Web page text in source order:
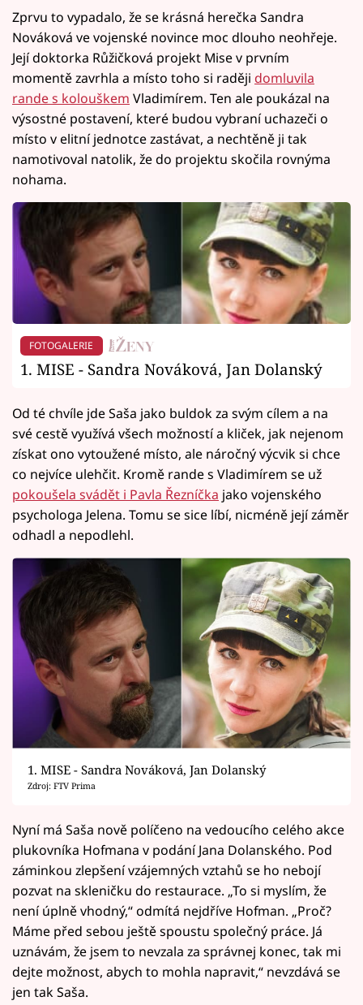
Zprvu to vypadalo, že se krásná herečka Sandra
Nováková ve vojenské novince moc dlouho neohřeje.
Její doktorka Růžičková projekt Mise v prvním
momentě zavrhla a místo toho si raději domluvila
rande s kolouškem Vladimírem. Ten ale poukázal na
výsostné postavení, které budou vybraní uchazeči o
místo v elitní jednotce zastávat, a nechtěně ji tak
namotivoval natolik, že do projektu skočila rovnýma
nohama.
FOTOGALERIE
1. MISE - Sandra Nováková, Jan Dolanský
Od té chvíle jde Saša jako buldok za svým cílem a na
své cestě využívá všech možností a kliček, jak nejenom
získat ono vytoužené místo, ale náročný výcvik si chce
co nejvíce ulehčit. Kromě rande s Vladimírem se už
pokoušela svádět i Pavla Řezníčka jako vojenského
psychologa Jelena. Tomu se sice líbí, nicméně její záměr
odhadl a nepodlehl.
1. MISE - Sandra Nováková, Jan Dolanský
Zdroj: FTV Prima
Nyní má Saša nově políčeno na vedoucího celého akce
plukovníka Hofmana v podání Jana Dolanského. Pod
záminkou zlepšení vzájemných vztahů se ho nebojí
pozvat na skleničku do restaurace. „To si myslím, že
není úplně vhodný,“ odmítá nejdříve Hofman. „Proč?
Máme před sebou ještě spoustu společný práce. Já
uznávám, že jsem to nevzala za správnej konec, tak mi
dejte možnost, abych to mohla napravit,“ nevzdává se
jen tak Saša.